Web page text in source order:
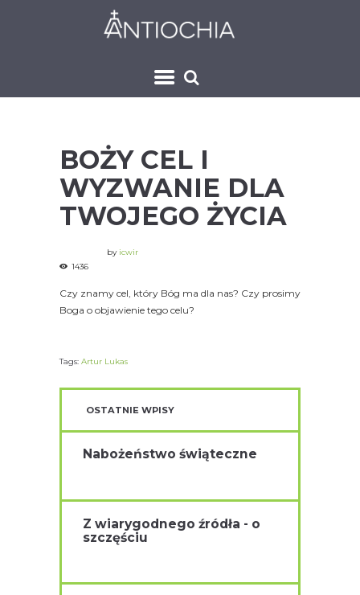
BOŻY CEL I
WYZWANIE DLA
TWOJEGO ŻYCIA
by icwir
1436
Czy znamy cel, który Bóg ma dla nas? Czy prosimy
Boga o objawienie tego celu?
Tags: Artur Lukas
OSTATNIE WPISY
Nabożeństwo świąteczne
Z wiarygodnego źródła - o
szczęściu